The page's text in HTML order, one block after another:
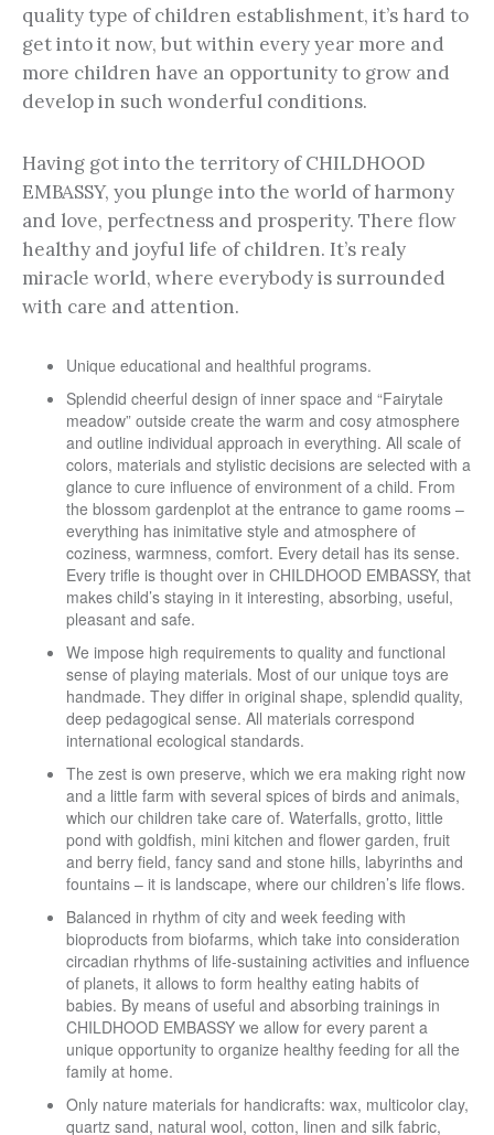
quality type of children establishment, it’s hard to
get into it now, but within every year more and
more children have an opportunity to grow and
develop in such wonderful conditions.
Having got into the territory of CHILDHOOD
EMBASSY, you plunge into the world of harmony
and love, perfectness and prosperity. There flow
healthy and joyful life of children. It’s realy
miracle world, where everybody is surrounded
with care and attention.
Unique educational and healthful programs.
Splendid cheerful design of inner space and “Fairytale
meadow” outside create the warm and cosy atmosphere
and outline individual approach in everything. All scale of
colors, materials and stylistic decisions are selected with a
glance to cure influence of environment of a child. From
the blossom gardenplot at the entrance to game rooms –
everything has inimitative style and atmosphere of
coziness, warmness, comfort. Every detail has its sense.
Every trifle is thought over in CHILDHOOD EMBASSY, that
makes child’s staying in it interesting, absorbing, useful,
pleasant and safe.
We impose high requirements to quality and functional
sense of playing materials. Most of our unique toys are
handmade. They differ in original shape, splendid quality,
deep pedagogical sense. All materials correspond
international ecological standards.
The zest is own preserve, which we era making right now
and a little farm with several spices of birds and animals,
which our children take care of. Waterfalls, grotto, little
pond with goldfish, mini kitchen and flower garden, fruit
and berry field, fancy sand and stone hills, labyrinths and
fountains – it is landscape, where our children’s life flows.
Balanced in rhythm of city and week feeding with
bioproducts from biofarms, which take into consideration
circadian rhythms of life-sustaining activities and influence
of planets, it allows to form healthy eating habits of
babies. By means of useful and absorbing trainings in
CHILDHOOD EMBASSY we allow for every parent a
unique opportunity to organize healthy feeding for all the
family at home.
Only nature materials for handicrafts: wax, multicolor clay,
quartz sand, natural wool, cotton, linen and silk fabric,